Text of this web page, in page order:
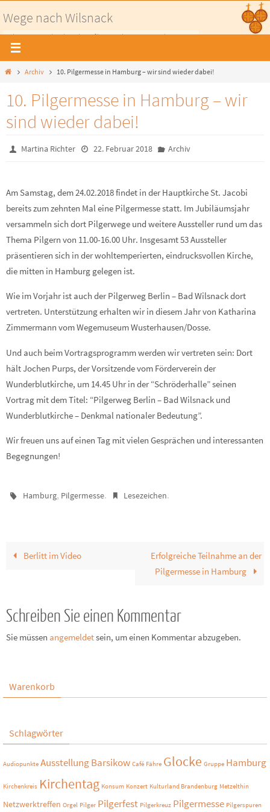
Inhalt
springen
Wege nach Wilsnack
Pilgerwege nach Wilsnack - Auf historischen Wegen in die Prignitz
HomeArchiv 10. Pilgermesse in Hamburg – wir sind wieder dabei!
10. Pilgermesse in Hamburg – wir
sind wieder dabei!
Martina Richter 22. Februar 2018 Archiv
Am Samstag, dem 24.02.2018 findet in der Hauptkirche St. Jacobi
bereits zum zehnten Mal eine Pilgermesse statt. Im Jubiläumsjahr
versammeln sich dort Pilgerwege und weitere Aussteller rund um das
Thema Pilgern von 11.00-16.00 Uhr. Insgesamt 53 Aussteller
präsentieren sich in der wohltemperierten, eindrucksvollen Kirche,
die mitten in Hamburg gelegen ist.
Wie im Vorjahr ist auch der Pilgerweg Berlin – Bad Wilsnack dort
vertreten. Unterstützung erhalten wir in diesem Jahr von Katharina
Zimmermann vom Wegemuseum Wusterhausen/Dosse.
Und auch beim Vortragsprogramm werden wir vertreten sein: Dort
hält Jochen Purps, der Vorsitzende vom Förderverein der
Wunderblutkirche, um 14.45 Uhr in der “Schröderhalle” seinen
Vortrag mit dem Titel: “Pilgerweg Berlin – Bad Wilsnack und
Wunderblutkirche – Denkmal nationaler Bedeutung”.
Wir freuen uns auf einen Tag mit vielen Gesprächen und interessanten
Begegnungen!
Hamburg, Pilgermesse. Lesezeichen.
Berlitt im Video
Erfolgreiche Teilnahme an der
Pilgermesse in Hamburg
Schreiben Sie einen Kommentar
Sie müssen angemeldetsein, um einen Kommentar abzugeben.
Warenkorb
Schlagwörter
Audiopunkte AusstellungBarsikow Café Fähre Glocke Gruppe Hamburg
Kirchenkreis Kirchentag Konsum Konzert Kulturland Brandenburg Metzelthin
Netzwerktreffen Orgel Pilger Pilgerfest Pilgerkreuz Pilgermesse Pilgerspuren